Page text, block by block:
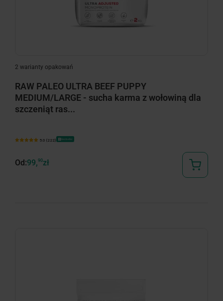
2 warianty opakowań
RAW PALEO ULTRA BEEF PUPPY
MEDIUM/LARGE - sucha karma z wołowiną dla
szczeniąt ras...
5.0 (222) Bestseller
Od:99,90zł